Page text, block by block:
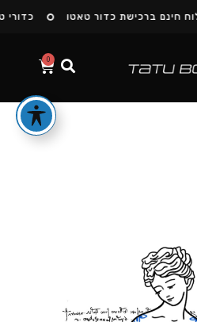
חינם ברכישת כדור טאטו כדורי
0